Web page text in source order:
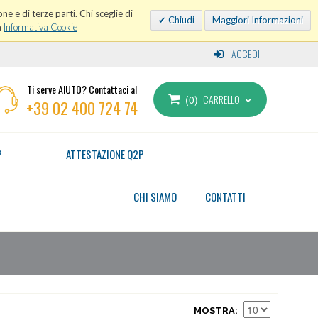
e di terze parti. Chi sceglie di
Informativa Cookie
Chiudi Maggiori Informazioni
ACCEDI
Ti serve AIUTO? Contattaci al
+39 02 400 724 74 0 CARRELLO
ATTESTAZIONE Q2P
CONTATTI
CHI SIAMO
MOSTRA